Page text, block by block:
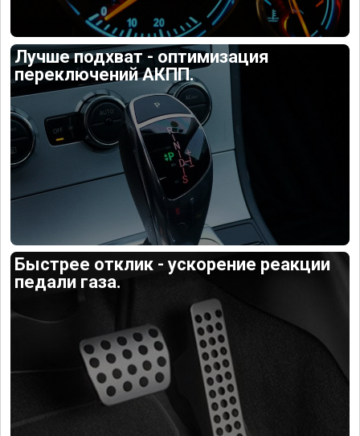
Лучше подхват - оптимизация
переключений АКПП.
Быстрее отклик - ускорение реакции
педали газа.